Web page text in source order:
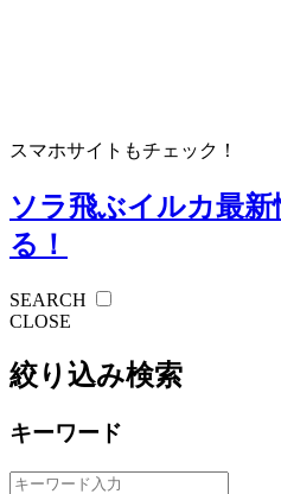
スマホサイトもチェック！
ソラ飛ぶイルカ最新
る！
SEARCH
CLOSE
絞り込み検索
キーワード